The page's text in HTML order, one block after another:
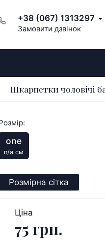
+38 (067) 1313297
Замовити дзвінок
Шкарпетки чоловічі
one
n/a см
Розмірна сітка
Ціна
75 грн.